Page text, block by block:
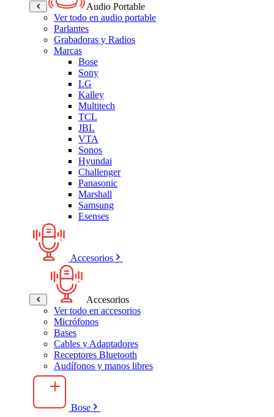
Audio Portable
Ver todo en audio portable
Parlantes
Grabadoras y Radios
Marcas
Bose
Sony
LG
Kalley
Multitech
TCL
JBL
VTA
Sonos
Hyundai
Challenger
Panasonic
Marshall
Samsung
Esenses
Accesorios
Accesorios
Ver todo en accesorios
Micrófonos
Bases
Cables y Adaptadores
Receptores Bluetooth
Audífonos y manos libres
Bose